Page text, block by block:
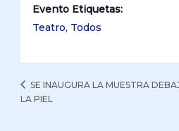
Evento Etiquetas:
Teatro, Todos
SE INAUGURA LA MUESTRA
LA PIEL